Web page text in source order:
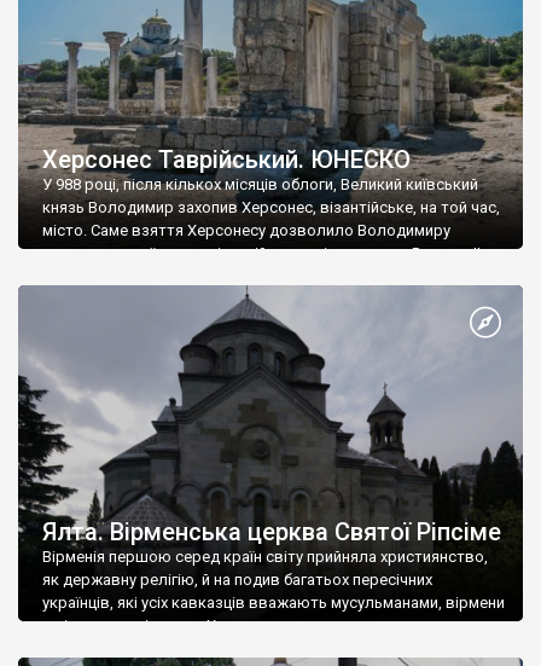
Херсонес Таврійський. ЮНЕСКО
У 988 році, після кількох місяців облоги, Великий київський
князь Володимир захопив Херсонес, візантійське, на той час,
місто. Саме взяття Херсонесу дозволило Володимиру
диктувати свої умови візантійському імператору Василю ІІ, та
Херсонесі Володимир-язичник, став Василем-християнином.
А потім було Хрещення Русі. На честь Херсонесу Таврійського
Ялта. Вірменська церква Святої Ріпсіме
Вірменія першою серед країн світу прийняла християнство,
як державну релігію, й на подив багатьох пересічних
українців, які усіх кавказців вважають мусульманами, вірмени
є відданими вірянами Христа